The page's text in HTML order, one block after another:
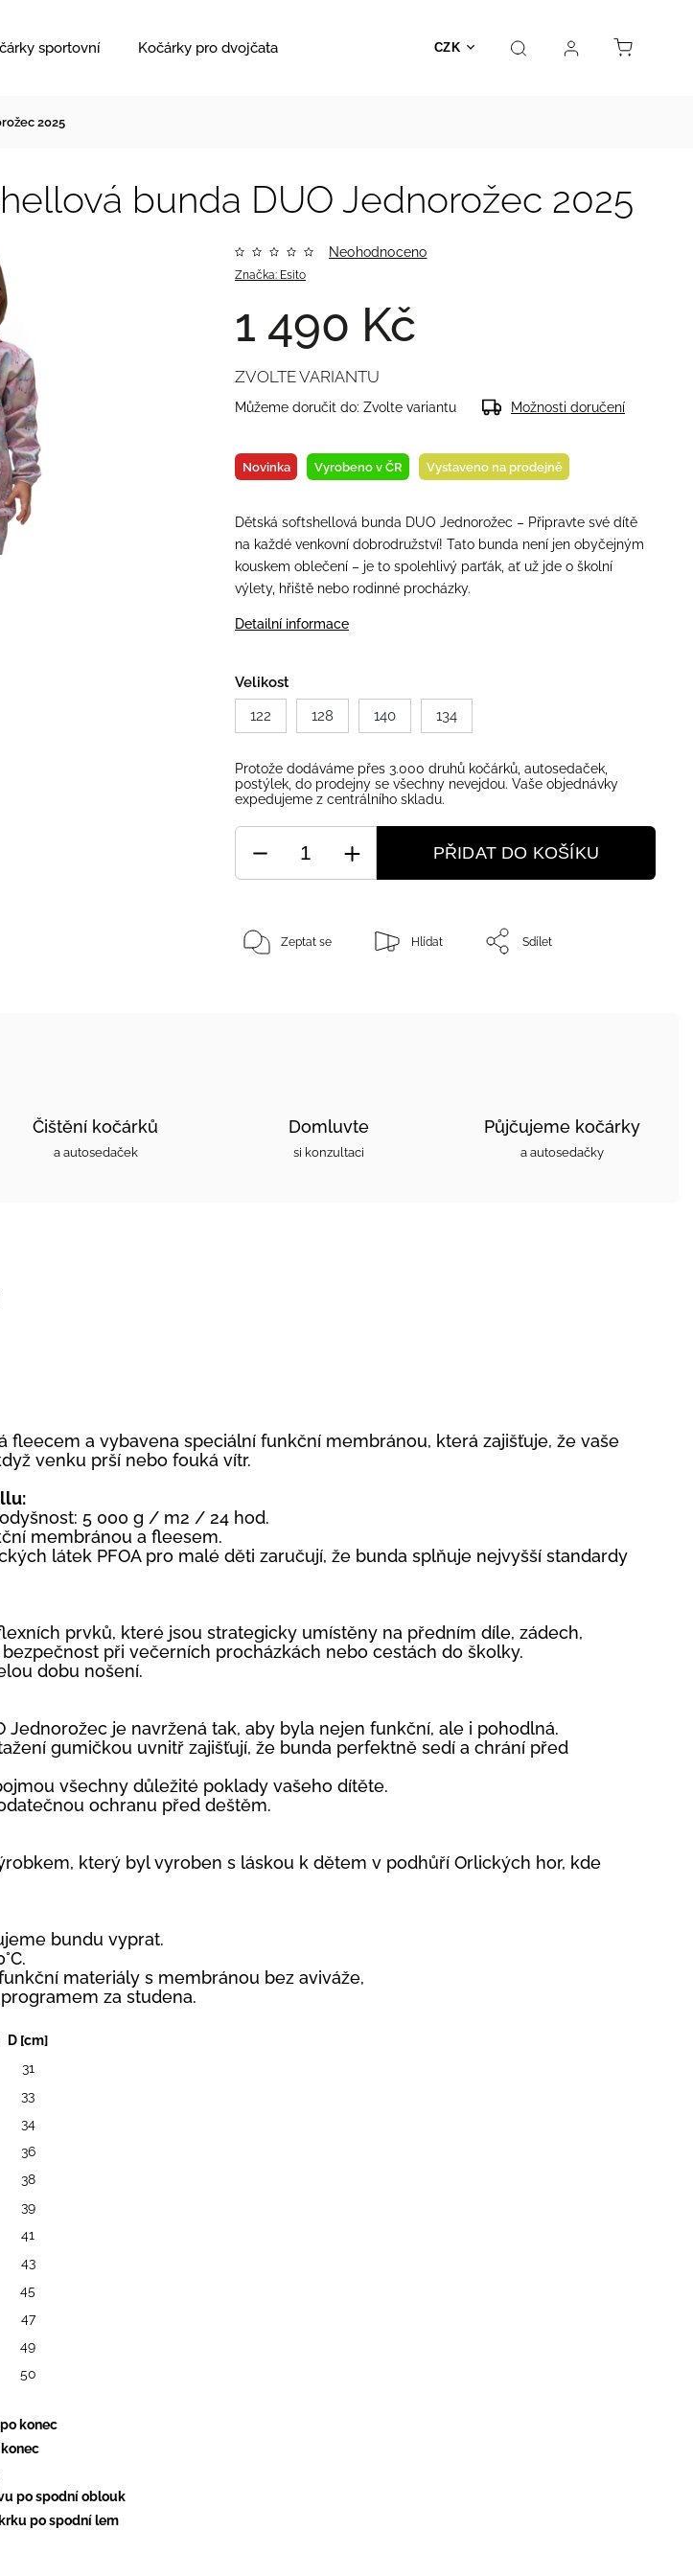
CZK
sportovní Kočárky pro dvojčata Hračky Prodejna Kontakt
2025
bunda DUO Jednorožec 2025
Značka: Esito
Neohodnoceno
1 490 Kč
Novinka Vyrobeno v ČR Vystaveno na prodejně
Dětská softshellová bunda DUO Jednorožec – Připravte své dítě
na každé venkovní dobrodružství! Tato bunda není jen obyčejným
kouskem oblečení – je to spolehlivý parťák, ať už jde o školní
výlety, hřiště nebo rodinné procházky.
Detailní informace
Velikost
122
128 140 134
ZVOLTE VARIANTU
Můžeme doručit do: Zvolte variantu Možnosti doručení
Protože dodáváme přes 3.000 druhů kočárků, autosedaček,
postýlek, do prodejny se všechny nevejdou. Vaše objednávky
expedujeme z centrálního skladu.
PŘIDAT DO KOŠÍKU
Zeptat se Hlídat Sdílet
Čištění kočárků
a autosedaček
Domluvte
si konzultaci
Půjčujeme kočárky
a autosedačky
fleecem a vybavena speciální funkční membránou, která zajišťuje, že vaše
venku prší nebo fouká vítr.
5 000 g / m2 / 24 hod.
membránou a fleesem.
látek PFOA pro malé děti zaručují, že bunda splňuje nejvyšší standardy
prvků, které jsou strategicky umístěny na předním díle, zádech,
při večerních procházkách nebo cestách do školky.
dobu nošení.
Jednorožec je navržená tak, aby byla nejen funkční, ale i pohodlná.
gumičkou uvnitř zajišťují, že bunda perfektně sedí a chrání před
všechny důležité poklady vašeho dítěte.
ochranu před deštěm.
který byl vyroben s láskou k dětem v podhůří Orlických hor, kde
bundu vyprat.
materiály s membránou bez aviváže,
za studena.
D [cm]
31
33
34
36
38
39
41
43
45
47
49
50
konec
po spodní oblouk
po spodní lem